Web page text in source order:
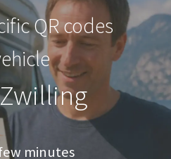
QR codes
minutes